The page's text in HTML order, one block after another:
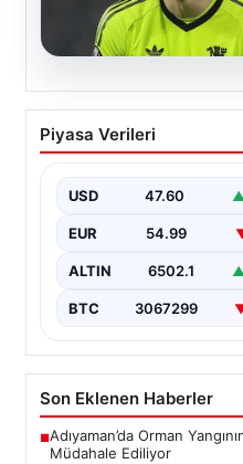
05.08.2026
Altay Bayındır
imzayı attı! Yeni
Piyasa Verileri
USD 47.60
EUR 54.99
ALTIN 6502.1
BTC 3067299
Son Eklenen Haberler
■Adıyaman’da Orman
Müdahale Ediliyor